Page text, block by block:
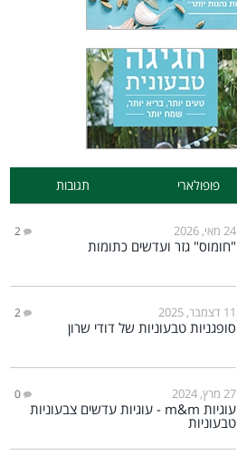
פופולארי תגובות
24 מאי, 2026 2
"חומוס" גזר ועדשים כתומות
11 דצמבר, 2025 2
סופגניות טבעוניות של דודי שרון
27 מרץ, 2024 0
עוגיות m&m - עוגיות עדשים צבעוניות
טבעוניות